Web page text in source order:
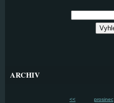
ARCHIV
<< prosinec